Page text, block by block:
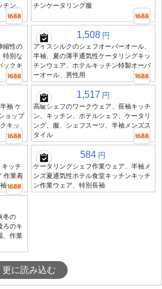
ン、
チンケータリング服
縮性の
特別な
ックキ
1,508 円
アイスシルクのシェフオーバーオール、
半袖、夏の薄手通気性ケータリングキッ
チンウェア、ホテルキッチン特製オーバ
ーオール、男性用
袖 ケ
ョップ
キッ
1,517 円
高級シェフのワークウェア、長袖キッチ
ン、キッチン、ホテルシェフ、ケータリ
ング、服、シェフスーツ、半袖メンズス
タイル
キッチ
作業着
584 円
ケータリングシェフ作業ウェア、半袖メ
ンズ夏通気性ホテル食堂キッチンキッチ
ン作業ウェア、特別長袖
冬の
ろのキ
、作業
更に読み込む